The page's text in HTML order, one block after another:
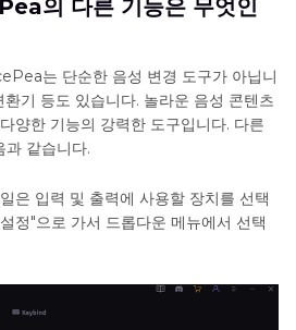
의 다른 기능은 무엇인
는 단순한 음성 변경 도구가 아닙니
기 등도 있습니다. 놀라운 음성 콘텐츠
양한 기능의 강력한 도구입니다. 다른
과 같습니다.
은 입력 및 출력에 사용할 장치를 선택
정"으로 가서 드롭다운 메뉴에서 선택